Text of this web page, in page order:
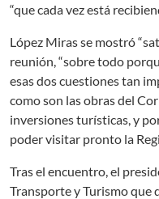
“que cada vez está
López Miras se mostró
reunión, “sobre todo
esas dos cuestiones tan
como son las obras del
inversiones turísticas, y
poder visitar pronto la
Tras el encuentro, el
Transporte y Turismo que